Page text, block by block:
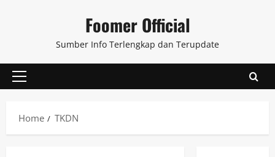
Foomer Official
Sumber Info Terlengkap dan Terupdate
Primary
Home
TKDN